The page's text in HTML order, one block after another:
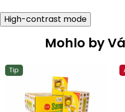
High-contrast mode
Mohlo by
Tip